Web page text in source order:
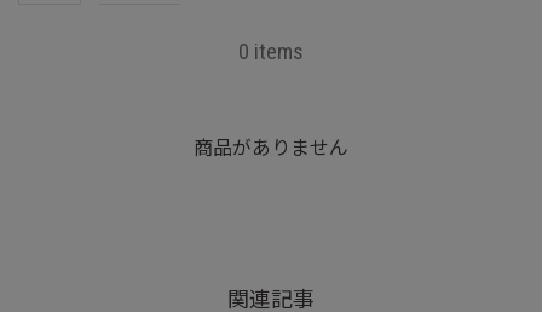
0 items
商品がありません
関連記事